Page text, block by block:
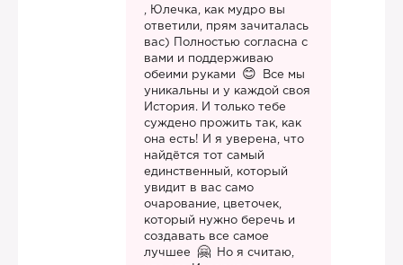
, Юлечка, как мудро вы
ответили, прям зачиталась
вас) Полностью согласна с
вами и поддерживаю
обеими руками
Все мы
уникальны и у каждой своя
История. И только тебе
суждено прожить так, как
она есть! И я уверена, что
найдётся тот самый
единственный, который
увидит в вас само
очарование, цветочек,
который нужно беречь и
создавать все самое
лучшее
Но я считаю,